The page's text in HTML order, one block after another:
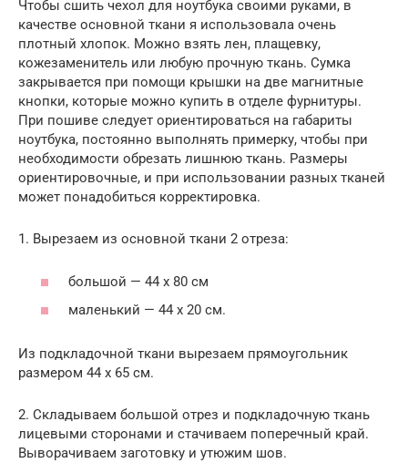
Чтобы сшить чехол для ноутбука своими руками, в
качестве основной ткани я использовала очень
плотный хлопок. Можно взять лен, плащевку,
кожезаменитель или любую прочную ткань. Сумка
закрывается при помощи крышки на две магнитные
кнопки, которые можно купить в отделе фурнитуры.
При пошиве следует ориентироваться на габариты
ноутбука, постоянно выполнять примерку, чтобы при
необходимости обрезать лишнюю ткань. Размеры
ориентировочные, и при использовании разных тканей
может понадобиться корректировка.
1. Вырезаем из основной ткани 2 отреза:
большой — 44 х 80 см
маленький — 44 х 20 см.
Из подкладочной ткани вырезаем прямоугольник
размером 44 х 65 см.
2. Складываем большой отрез и подкладочную ткань
лицевыми сторонами и стачиваем поперечный край.
Выворачиваем заготовку и утюжим шов.